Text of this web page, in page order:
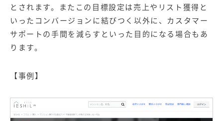
とされます。またこの目標設定は売上やリスト獲得と
いったコンバージョンに結びつく以外に、カスタマー
サポートの手間を減らすといった目的になる場合もあ
ります。
【事例】